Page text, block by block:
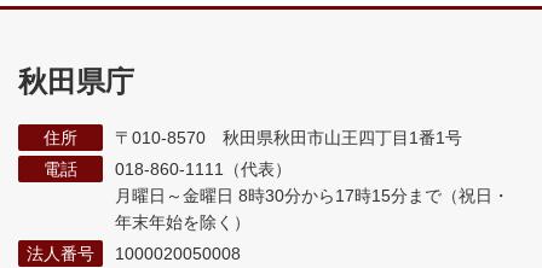
秋田県庁
住所
〒010-8570 秋田県秋田市山王四丁目1番1号
電話
018-860-1111（代表）
月曜日～金曜日 8時30分から17時15分まで （祝日・
年末年始を除く）
法人番号
1000020050008